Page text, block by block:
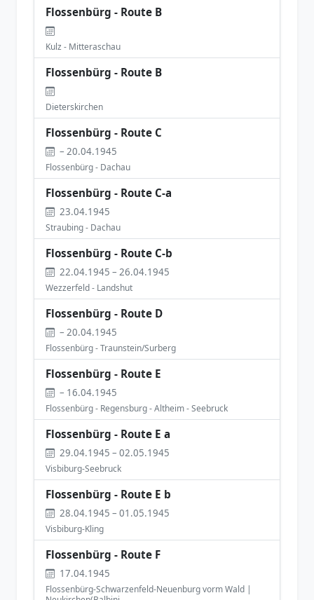
Flossenbürg - Route B
Kulz - Mitteraschau
Flossenbürg - Route B
Dieterskirchen
Flossenbürg - Route C
– 20.04.1945
Flossenbürg - Dachau
Flossenbürg - Route C-a
23.04.1945
Straubing - Dachau
Flossenbürg - Route C-b
22.04.1945 – 26.04.1945
Wezzerfeld - Landshut
Flossenbürg - Route D
– 20.04.1945
Flossenbürg - Traunstein/Surberg
Flossenbürg - Route E
– 16.04.1945
Flossenbürg - Regensburg - Altheim - Seebruck
Flossenbürg - Route E a
29.04.1945 – 02.05.1945
Visbiburg-Seebruck
Flossenbürg - Route E b
28.04.1945 – 01.05.1945
Visbiburg-Kling
Flossenbürg - Route F
17.04.1945
Flossenbürg-Schwarzenfeld-Neuenburg vorm Wald |